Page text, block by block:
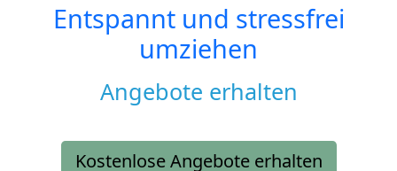
Entspannt und stressfrei
umziehen
Angebote erhalten
Kostenlose Angebote erhalten